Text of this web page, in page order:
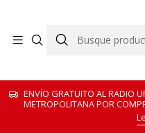
ENVÍO GRATUITO AL RADIO
METROPOLITANA POR